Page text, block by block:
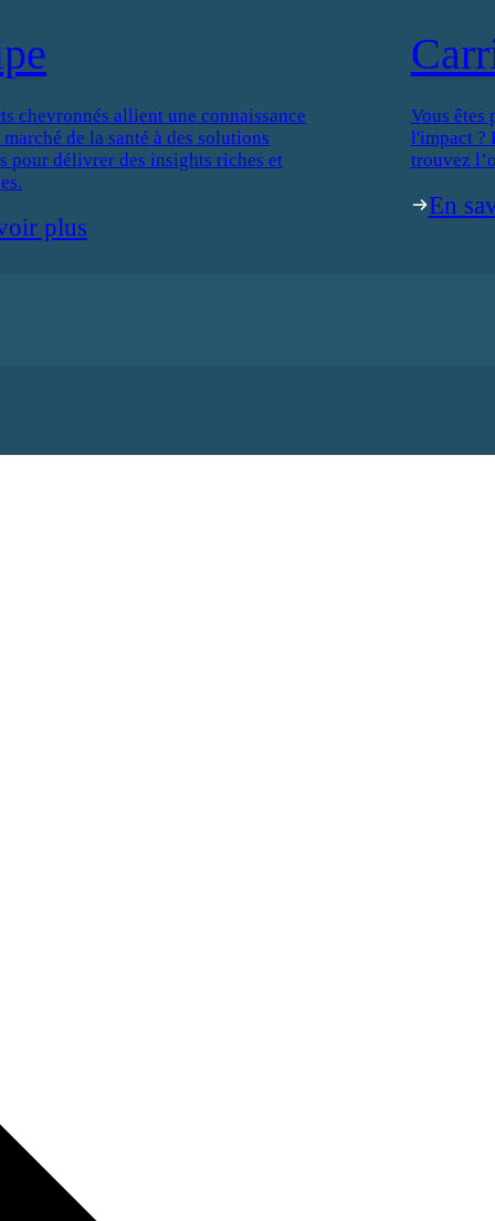
chevronnés allient une connaissance
de la santé à des solutions
pour délivrer des insights riches et
plus
Vous êtes
l'impact ?
trouvez
En